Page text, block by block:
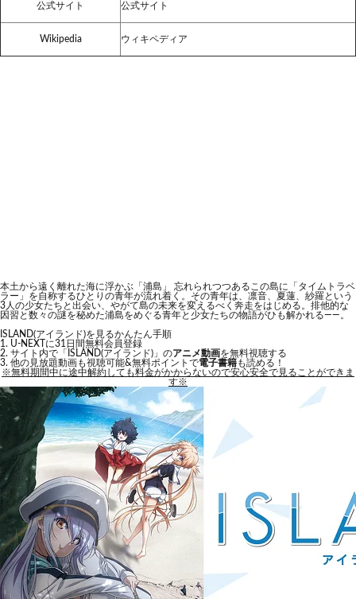
公式サイト 公式サイト
Wikipedia ウィキペディア
本土から遠く離れた海に浮かぶ「浦島」 忘れられつつあるこの島に「タイムトラベ
ラー」を自称するひとりの青年が流れ着く。その青年は、凛音、夏蓮、紗羅という
3人の少女たちと出会い、やがて島の未来を変えるべく奔走をはじめる。排他的な
因習と数々の謎を秘めた浦島をめぐる青年と少女たちの物語がひも解かれる――。
ISLAND(アイランド)を見るかんたん手順
U-NEXTに31日間無料会員登録
サイト内で「ISLAND(アイランド)」のアニメ動画を無料視聴する
他の見放題動画も視聴可能&無料ポイントで電子書籍も読める！
※無料期間中に途中解約しても料金がかからないので安心安全で見ることができま
す※